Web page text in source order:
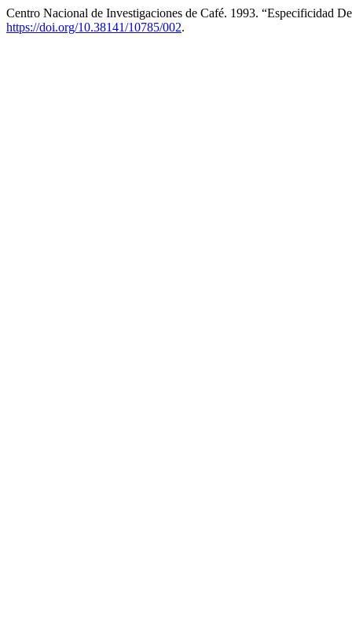
Centro Nacional de Investigaciones de Café. 1993. “Especificidad
https://doi.org/10.38141/10785/002.